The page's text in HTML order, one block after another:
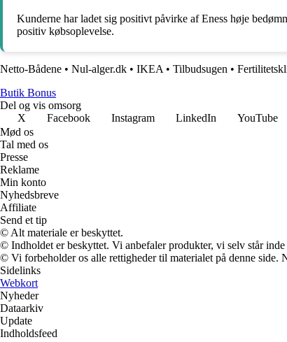
Kunderne har ladet sig positivt påvirke af Eness høje
positiv købsoplevelse.
Netto-Bådene • Nul-alger.dk • IKEA • Tilbudsugen •
Butik Bonus
Del og vis omsorg
X
Facebook Instagram LinkedIn YouTube
Mød os
Tal med os
Presse
Reklame
Min konto
Nyhedsbreve
Affiliate
Send et tip
© Alt materiale er beskyttet.
© Indholdet er beskyttet. Vi anbefaler produkter, vi selv står
© Vi forbeholder os alle rettigheder til materialet på denne
Sidelinks
Webkort
Nyheder
Dataarkiv
Update
Indholdsfeed